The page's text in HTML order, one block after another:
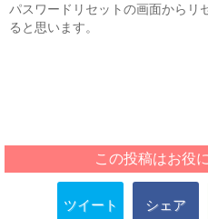
パスワードリセットの画面からリ
ると思います。
この投稿はお役
ツイート シェア